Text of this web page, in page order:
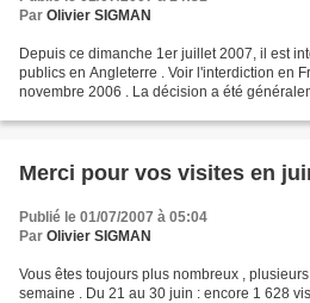
Par Olivier SIGMAN
Depuis ce dimanche 1er juillet 2007, il est
publics en Angleterre . Voir l'interdiction en
novembre 2006 . La décision a été
Merci pour vos visites en
Publié le 01/07/2007 à 05:04
Par Olivier SIGMAN
Vous êtes toujours plus nombreux ,
semaine . Du 21 au 30 juin : encore 1 628